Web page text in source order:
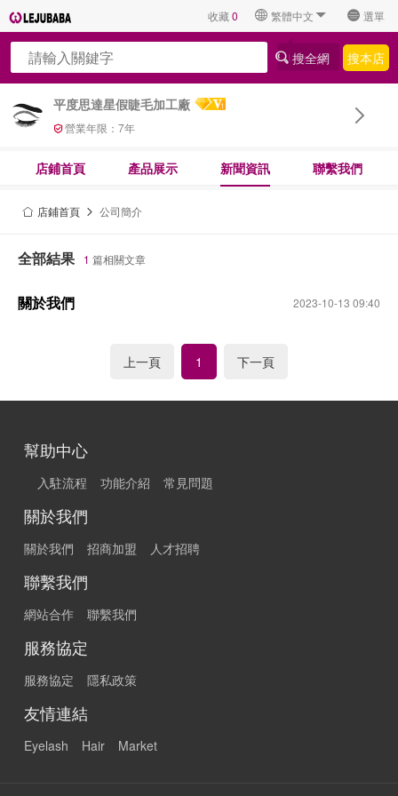
收藏0 繁體中文 選單
平度思達星假睫毛加工廠
營業年限： 7年
搜全網 搜本店
店鋪首頁 產品展示 新聞資訊 聯繫我們
店鋪首頁 公司簡介
全部結果 1 篇相關文章
關於我們 2023-10-13 09:40
上一頁 1 下一頁
幫助中心
入駐流程 功能介紹 常見問題
關於我們
關於我們 招商加盟 人才招聘
聯繫我們
網站合作 聯繫我們
服務協定
服務協定 隱私政策
友情連結
Eyelash Hair Market
Language